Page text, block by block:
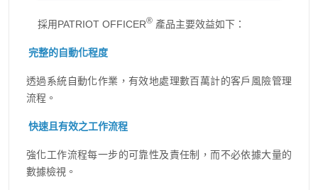
採用PATRIOT OFFICER® 產品主要效益如下：
完整的自動化程度
透過系統自動化作業，有效地處理數百萬計的客戶風險管理
流程。
快速且有效之工作流程
強化工作流程每一步的可靠性及責任制，而不必依據大量的
數據檢視。